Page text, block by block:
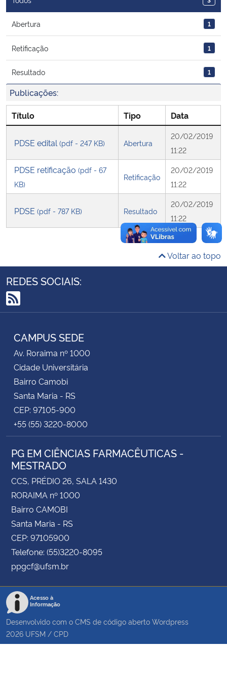
Ministério da Saúde
Ministério de Minas e Energia
Ministério da Ciência, Tecnologia, Inovações e Comunicações
Ministério do Meio Ambiente
Ministério do Turismo
Ministério do Desenvolvimento Regional
Controladoria-Geral da União
Ministério da Mulher, da Família e dos Direitos Humanos
Secretaria de Governo
Gabinete de Segurança Institucional
Banco Central do Brasil
Planalto
Abertura 1
Retificação 1
Resultado 1
Publicações:
Título Tipo Data
PDSE edital (pdf - 247 KB) Abertura
20/02/2019
11:22
PDSE retificação (pdf - 67
KB)
Retificação
20/02/2019
11:22
PDSE (pdf - 787 KB) Resultado
20/02/2019
11:22
Voltar ao topo
REDES SOCIAIS:
RSS
CAMPUS SEDE
Av. Roraima nº 1000
Cidade Universitária
Bairro Camobi
Santa Maria - RS
CEP: 97105-900
+55 (55) 3220-8000
PG EM CIÊNCIAS FARMACÊUTICAS -
MESTRADO
CCS, PRÉDIO 26, SALA 1430
RORAIMA nº 1000
Bairro CAMOBI
Santa Maria - RS
CEP: 97105900
Telefone: (55)3220-8095
ppgcf@ufsm.br
Acesso à
Informação
Desenvolvido com o CMS de código aberto Wordpress
2026 UFSM / CPD